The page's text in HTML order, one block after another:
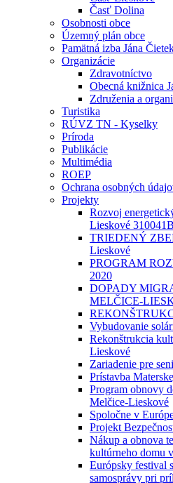
Časť Dolina
Osobnosti obce
Územný plán obce
Pamätná izba Jána
Organizácie
Zdravotníctvo
Obecná knižnica
Združenia a
Turistika
RÚVZ TN - Kyselky
Príroda
Publikácie
Multimédia
ROEP
Ochrana osobných
Projekty
Rozvoj
Lieskové
TRIEDENÝ
Lieskové
PROGRAM
2020
DOPADY
MELČICE-
Vybudovanie
Rekonštrukcia
Lieskové
Zariadenie pre
Prístavba
Program obnovy
Melčice-Lieskové
Spoločne v
Projekt
Nákup a obnova
kultúrneho domu
Európsky festival
samosprávy pri